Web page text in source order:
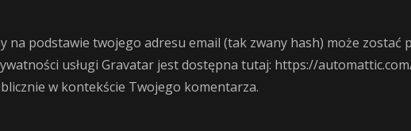
podstawie twojego adresu email (tak zwany hash) może zostać
usługi Gravatar jest dostępna tutaj: https://
w kontekście Twojego komentarza.